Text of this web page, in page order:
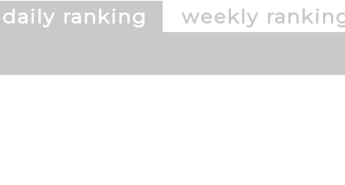
daily ranking weekly